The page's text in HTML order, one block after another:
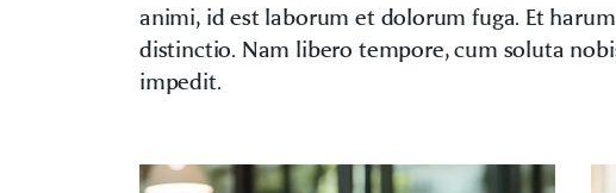
animi, id est laborum et dolorum fuga. Et
distinctio. Nam libero tempore, cum soluta
impedit.